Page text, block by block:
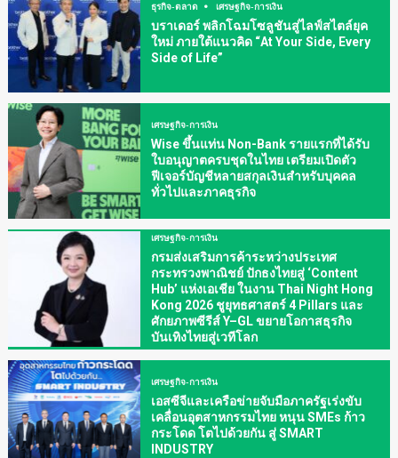
ธุรกิจ-ตลาด เศรษฐกิจ-การเงิน
บราเดอร์ พลิกโฉมโซลูชันสู่ไลฟ์สไตล์ยุค
ใหม่ ภายใต้แนวคิด “At Your Side, Every
Side of Life”
เศรษฐกิจ-การเงิน
Wise ขึ้นแท่น Non-Bank รายแรกที่ได้รับ
ใบอนุญาตครบชุดในไทย เตรียมเปิดตัว
ฟีเจอร์บัญชีหลายสกุลเงินสำหรับบุคคล
ทั่วไปและภาคธุรกิจ
เศรษฐกิจ-การเงิน
กรมส่งเสริมการค้าระหว่างประเทศ
กระทรวงพาณิชย์ ปักธงไทยสู่ ‘Content
Hub’ แห่งเอเชีย ในงาน Thai Night Hong
Kong 2026 ชูยุทธศาสตร์ 4 Pillars และ
ศักยภาพซีรีส์ Y–GL ขยายโอกาสธุรกิจ
บันเทิงไทยสู่เวทีโลก
เศรษฐกิจ-การเงิน
เอสซีจีและเครือข่ายจับมือภาครัฐเร่งขับ
เคลื่อนอุตสาหกรรมไทย หนุน SMEs ก้าว
กระโดด โตไปด้วยกัน สู่ SMART
INDUSTRY